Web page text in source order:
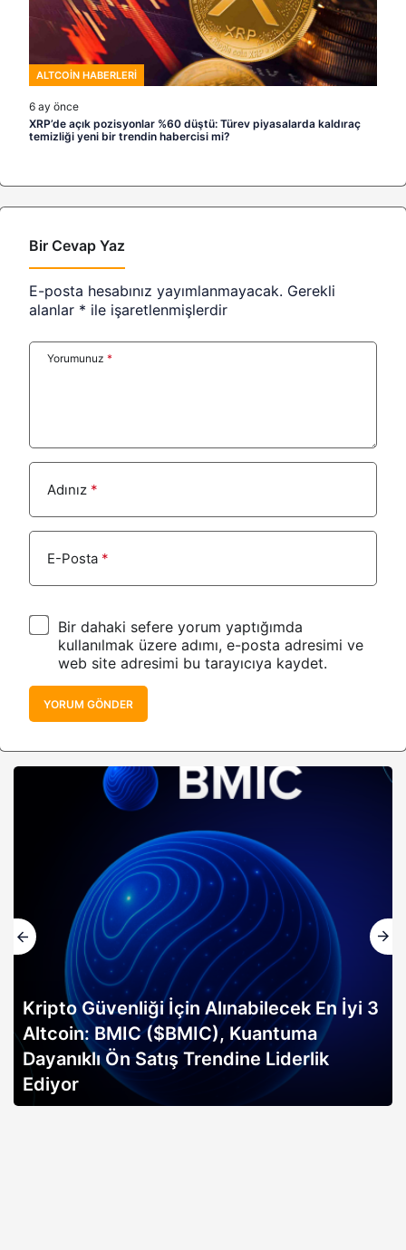
ALTCOIN HABERLERI
6 ay önce
XRP’de açık pozisyonlar %60 düştü: Türev piyasalarda kaldıraç
temizliği yeni bir trendin habercisi mi?
Bir Cevap Yaz
E-posta hesabınız yayımlanmayacak. Gerekli
alanlar * ile işaretlenmişlerdir
Yorumunuz *
Adınız *
E-Posta *
Bir dahaki sefere yorum yaptığımda
kullanılmak üzere adımı, e-posta adresimi ve
web site adresimi bu tarayıcıya kaydet.
YORUM GÖNDER
Kripto Güvenliği İçin Alınabilecek En İyi 3
Altcoin: BMIC ($BMIC), Kuantuma
Dayanıklı Ön Satış Trendine Liderlik
Ediyor